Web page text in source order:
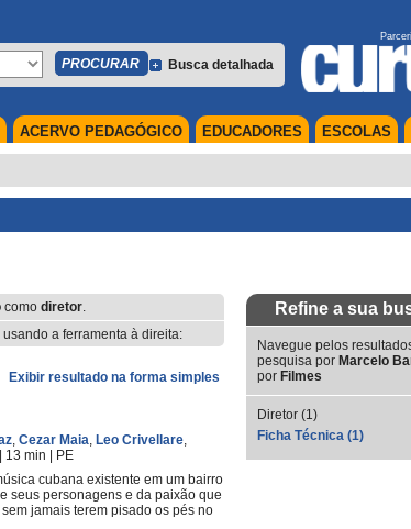
Busca detalhada
ESCOLAS
EDUCADORES
ACERVO PEDAGÓGICO
como diretor.
a ferramenta à direita:
Exibir resultado na forma simples
, Cezar Maia, Leo Crivellare,
| 13 min
PE
cubana existente em um bairro
seus personagens e da paixão que
jamais terem pisado os pés no
Refine a sua
Navegue pelos
pesquisa por Marcelo
por Filmes
Diretor (1)
Ficha Técnica (1)